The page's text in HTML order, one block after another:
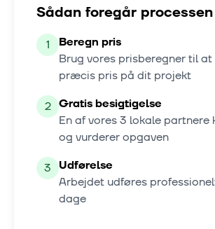
Sådan foregår processen
1
Beregn pris
Brug vores prisberegner til at
præcis pris på dit projekt
2 Gratis besigtigelse
En af vores3 lokale partnere
og vurderer opgaven
3 Udførelse
Arbejdet udføres
dage